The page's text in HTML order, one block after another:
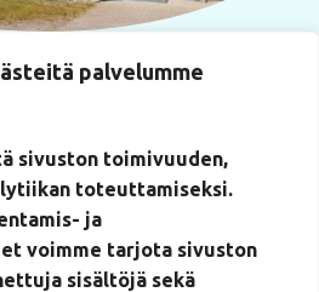
palvelumme
sivuston toimivuuden,
toteuttamiseksi.
ja
voimme tarjota sivuston
sisältöjä sekä
22
Mikkeli